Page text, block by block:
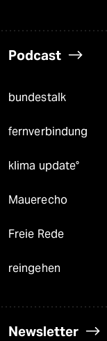
Podcast
bundestalk
fernverbindung
klima update°
Mauerecho
Freie Rede
reingehen
Newsletter